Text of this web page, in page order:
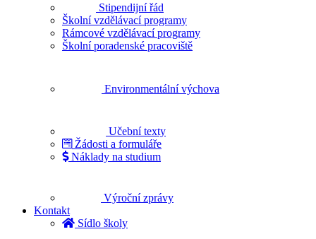
Stipendijní řád
Školní vzdělávací programy
Rámcové vzdělávací programy
Školní poradenské pracoviště
Environmentální výchova
Učební texty
Žádosti a formuláře
Náklady na studium
Výroční zprávy
Kontakt
Sídlo školy